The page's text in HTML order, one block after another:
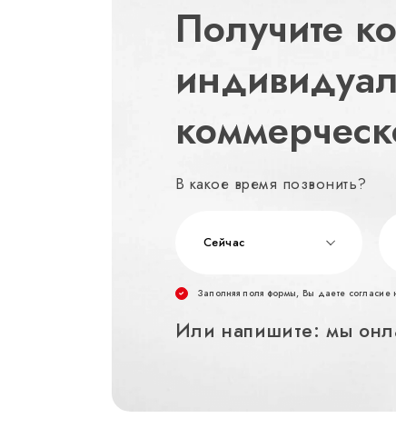
Получите
В какое время позвонить?
Сейчас
Заполняя поля формы, Вы даете согласие
Или напишите: мы